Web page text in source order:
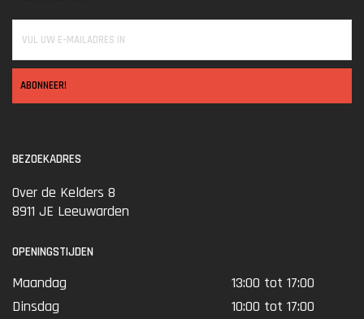
ABONNEER!
BEZOEKADRES
Over de Kelders 8
8911 JE Leeuwarden
OPENINGSTIJDEN
Maandag
13:00 tot 17:00
Dinsdag
10:00 tot 17:00